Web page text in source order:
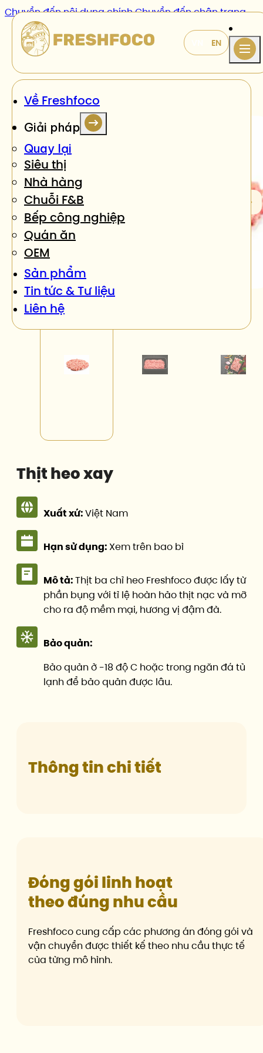
Chuyển đến nội dung chínhChuyển đến chân trang
Về Freshfoco
Giải pháp
Quay lại
Siêu thị
Nhà hàng
Chuỗi F&B
Bếp công nghiệp
Quán ăn
OEM
Sản phẩm
Tin tức & Tư liệu
Liên hệ
Sản phẩm/Thịt heo xay
Thịt heo xay
Xuất xứ:Việt Nam
Hạn sử dụng: Xem trên bao bì
Mô tả:Thịt ba chỉ heo Freshfoco được lấy từ
phần bụng với tỉ lệ hoàn hảo thịt nạc và mỡ
cho ra độ mềm mại, hương vị đậm đà.
Bảo quản:
Bảo quản ở -18 độ C hoặc trong ngăn đá tủ
lạnh để bảo quản được lâu.
Thông tin chi tiết
Đóng gói linh hoạt
theo đúng nhu cầu
Freshfoco cung cấp các phương án đóng gói và
vận chuyển được thiết kế theo nhu cầu thực tế
của từng mô hình.